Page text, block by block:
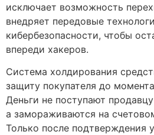
исключает возможность
внедряет передовые
кибербезопасности, чтобы
впереди хакеров.
Система холдирования
защиту покупателя до
Деньги не поступают
а замораживаются на
Только после подтверждения